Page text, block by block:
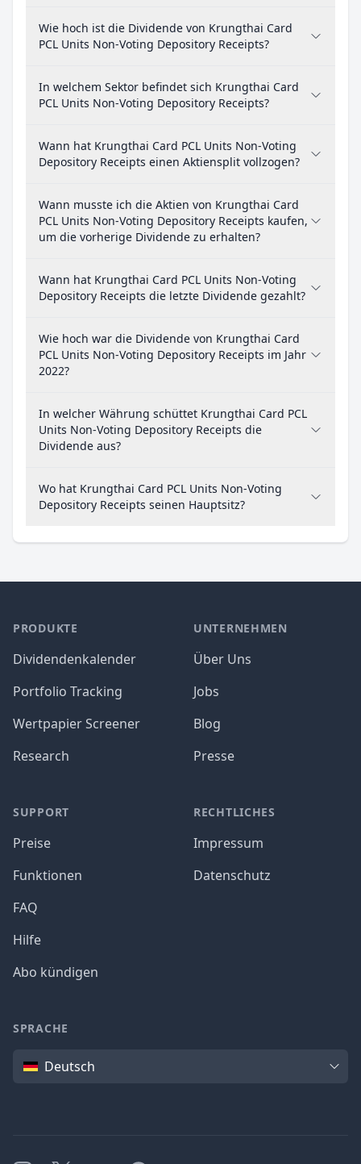
Wie hoch ist die Dividende von Krungthai Card
PCL Units Non-Voting Depository Receipts?
In welchem Sektor befindet sich Krungthai Card
PCL Units Non-Voting Depository Receipts?
Wann hat Krungthai Card PCL Units Non-Voting
Depository Receipts einen Aktiensplit vollzogen?
Wann musste ich die Aktien von Krungthai Card
PCL Units Non-Voting Depository Receipts kaufen,
um die vorherige Dividende zu erhalten?
Wann hat Krungthai Card PCL Units Non-Voting
Depository Receipts die letzte Dividende gezahlt?
Wie hoch war die Dividende von Krungthai Card
PCL Units Non-Voting Depository Receipts im Jahr
2022?
In welcher Währung schüttet Krungthai Card PCL
Units Non-Voting Depository Receipts die
Dividende aus?
Wo hat Krungthai Card PCL Units Non-Voting
Depository Receipts seinen Hauptsitz?
PRODUKTE
Dividendenkalender
Portfolio Tracking
Wertpapier Screener
Research
SUPPORT
Preise
Funktionen
FAQ
Hilfe
Abo kündigen
UNTERNEHMEN
Über Uns
Jobs
Blog
Presse
RECHTLICHES
Impressum
Datenschutz
SPRACHE
SpracheDeutsch